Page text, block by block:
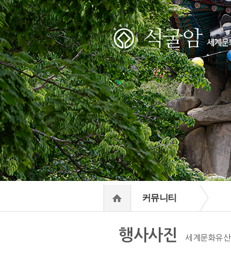
하위분류
하위분류
커뮤니티
행사사진 세계문화유산